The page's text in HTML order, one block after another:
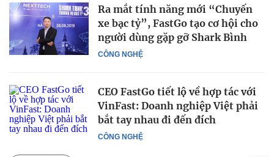
CÔNG NGHỆ
Ra mắt tính năng mới “Chuyến
xe bạc tỷ”, FastGo tạo cơ hội cho
người dùng gặp gỡ Shark Bình
CÔNG NGHỆ
CEO FastGo tiết lộ về hợp tác với
VinFast: Doanh nghiệp Việt phải
bắt tay nhau đi đến đích